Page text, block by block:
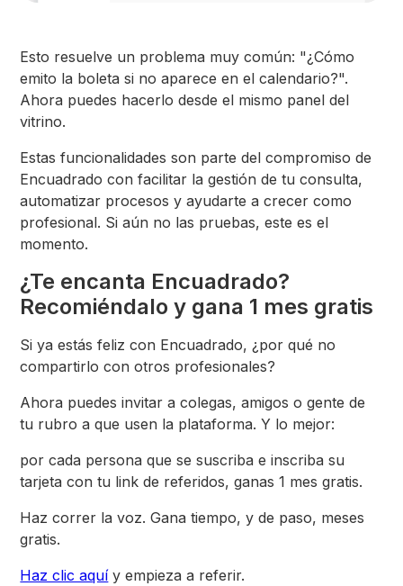
Esto resuelve un problema muy común: "¿Cómo
emito la boleta si no aparece en el calendario?".
Ahora puedes hacerlo desde el mismo panel del
vitrino.
Estas funcionalidades son parte del compromiso de
Encuadrado con facilitar la gestión de tu consulta,
automatizar procesos y ayudarte a crecer como
profesional. Si aún no las pruebas, este es el
momento.
¿Te encanta Encuadrado?
Recomiéndalo y gana 1 mes gratis
Si ya estás feliz con Encuadrado, ¿por qué no
compartirlo con otros profesionales?
Ahora puedes invitar a colegas, amigos o gente de
tu rubro a que usen la plataforma. Y lo mejor:
por cada persona que se suscriba e inscriba su
tarjeta con tu link de referidos, ganas 1 mes gratis.
Haz correr la voz. Gana tiempo, y de paso, meses
gratis.
Haz clic aquíy empieza a referir.